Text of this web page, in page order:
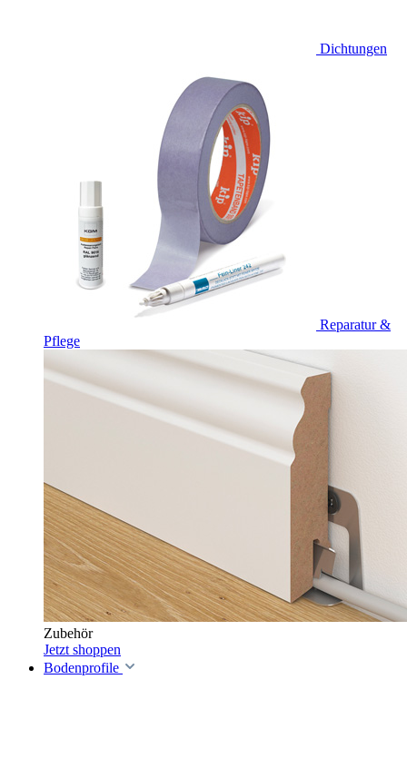
Dichtungen
Reparatur &
Pflege
Zubehör
Jetzt shoppen
Bodenprofile